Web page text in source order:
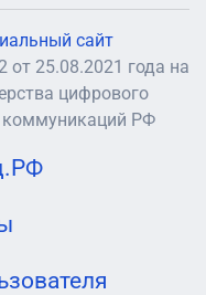
сайт
25.08.2021 года на
цифрового
коммуникаций РФ